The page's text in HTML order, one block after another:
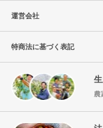
運営会社
特商法に基づく表記
農